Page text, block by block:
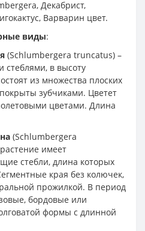
Декабрист,
Варварин цвет.
виды:
(Schlumbergera truncatus) –
в высоту
из множества плоских
зубчиками. Цветет
цветами. Длина
(Schlumbergera
имеет
стебли, длина которых
края без колючек,
прожилкой. В период
бордовые или
формы с длинной